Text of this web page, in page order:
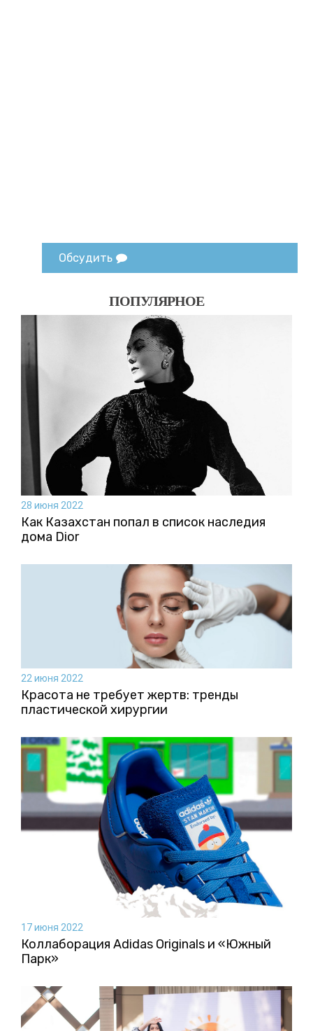
Обсудить
ПОПУЛЯРНОЕ
28 июня 2022
Как Казахстан попал в список наследия
дома Dior
22 июня 2022
Красота не требует жертв: тренды
пластической хирургии
17 июня 2022
Коллаборация Аdidas Originals и «Южный
Парк»